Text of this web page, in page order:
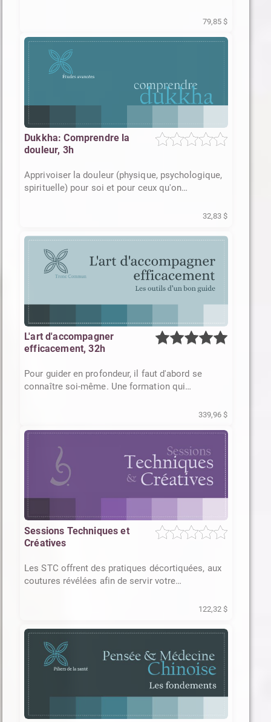
79,85 $
Dukkha: Comprendre la
douleur, 3h
Apprivoiser la douleur (physique, psychologique,
spirituelle) pour soi et pour ceux qu'on
32,83 $
L'art d'accompagner
efficacement, 32h
Pour guider en profondeur, il faut d'abord se
connaître soi-même. Une formation qui
339,96 $
Sessions Techniques et
Créatives
Les STC offrent des pratiques décortiquées, aux
coutures révélées afin de servir votre
122,32 $